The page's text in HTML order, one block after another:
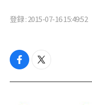
登録 : 2015-07-16 15:49:52
f
c
t
i